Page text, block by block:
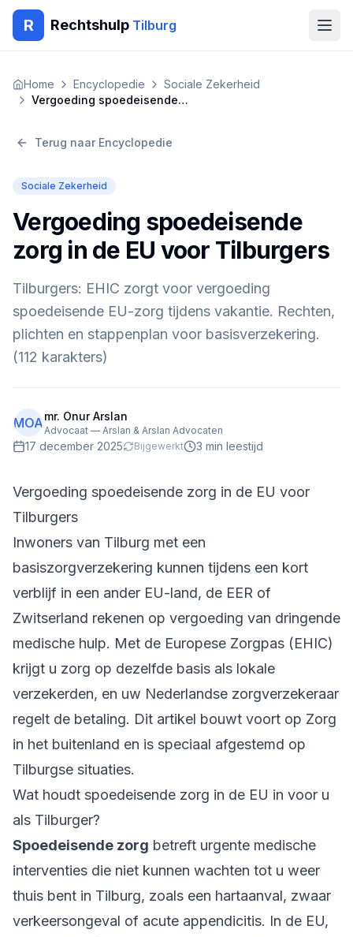
R Rechtshulp Tilburg
Home
🇳🇱 Nederlands 🇬🇧 English
Türkçe
🇸🇦 العربية 🇵🇱 Polski 🇧🇬 Български
Română
Gratis Advies
Home Encyclopedie
Sociale Zekerheid
Vergoeding spoedeisende zorg in de EU voor Tilburgers
Terug naar Encyclopedie
Sociale Zekerheid
Vergoeding spoedeisende
zorg in de EU voor Tilburgers
Tilburgers: EHIC zorgt voor vergoeding
spoedeisende EU-zorg tijdens vakantie. Rechten,
plichten en stappenplan voor basisverzekering.
(112 karakters)
MOAmr. Onur Arslan
Advocaat — Arslan & Arslan Advocaten
17 december 2025 Bijgewerkt 3 min leestijd
Vergoeding spoedeisende zorg in de EU voor
Tilburgers
Inwoners van Tilburg met een
basiszorgverzekering kunnen tijdens een kort
verblijf in een ander EU-land, de EER of
Zwitserland rekenen op vergoeding van dringende
medische hulp. Met de Europese Zorgpas (EHIC)
krijgt u zorg op dezelfde basis als lokale
verzekerden, en uw Nederlandse zorgverzekeraar
regelt de betaling. Dit artikel bouwt voort op Zorg
in het buitenland en is speciaal afgestemd op
Tilburgse situaties.
Wat houdt spoedeisende zorg in de EU in voor u
als Tilburger?
Spoedeisende zorg betreft urgente medische
interventies die niet kunnen wachten tot u weer
thuis bent in Tilburg, zoals een hartaanval, zwaar
verkeersongeval of acute appendicitis. In de EU,